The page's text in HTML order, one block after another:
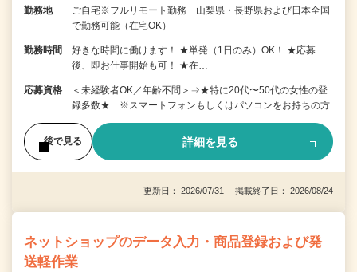
勤務地
ご自宅※フルリモート勤務 山梨県・長野県および日本全国
で勤務可能（在宅OK）
勤務時間
好きな時間に働けます！ ★単発（1日のみ）OK！ ★応募
後、即お仕事開始も可！ ★在…
応募資格
＜未経験者OK／年齢不問＞⇒★特に20代〜50代の女性の登
録多数★ ※スマートフォンもしくはパソコンをお持ちの方
後で見る 詳細を見る
更新日： 2026/07/31 掲載終了日： 2026/08/24
ネットショップのデータ入力・商品登録および発
送軽作業